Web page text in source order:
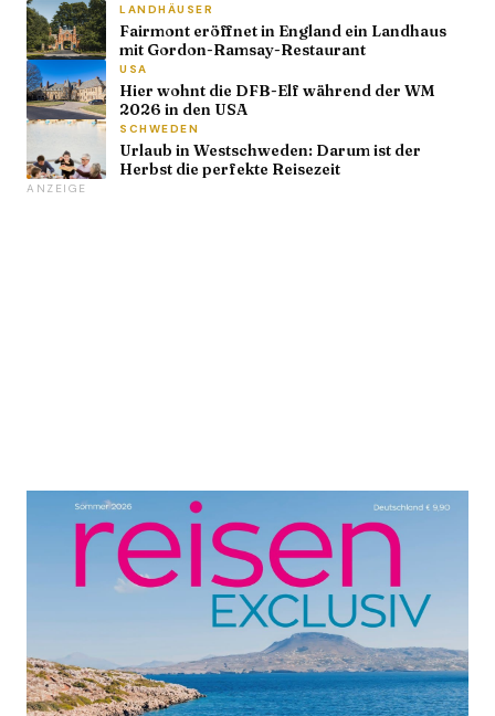
LANDHÄUSER
Fairmont eröffnet in England ein Landhaus
mit Gordon-Ramsay-Restaurant
USA
Hier wohnt die DFB-Elf während der WM
2026 in den USA
SCHWEDEN
Urlaub in Westschweden: Darum ist der
Herbst die perfekte Reisezeit
ANZEIGE